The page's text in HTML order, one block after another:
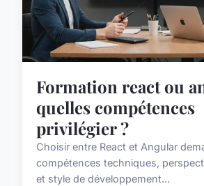
Formation react ou
quelles compétences
privilégier ?
Choisir entre React et Angular
compétences techniques,
et style de développement...